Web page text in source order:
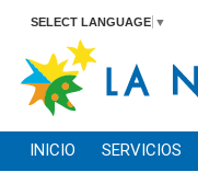
SELECT LANGUAGE ▼
INICIO SERVICIOS